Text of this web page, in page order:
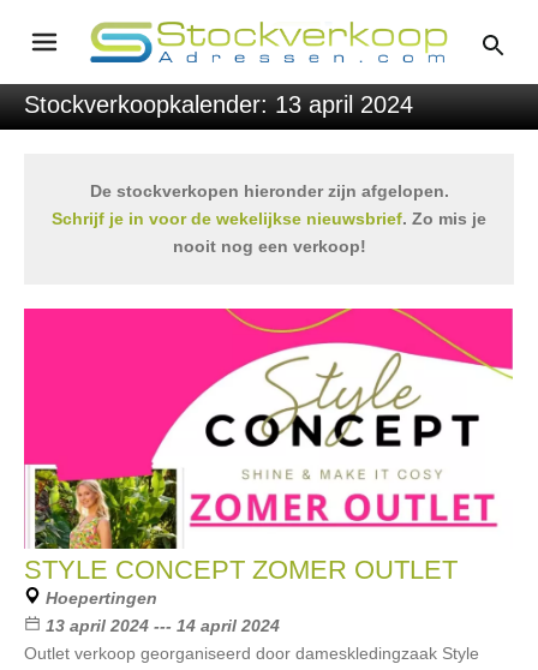
Stockverkoopkalender: 13 april 2024
De stockverkopen hieronder zijn afgelopen.
Schrijf je in voor de wekelijkse nieuwsbrief. Zo mis je
nooit nog een verkoop!
STYLE CONCEPT ZOMER OUTLET
Hoepertingen
13 april 2024 --- 14 april 2024
Outlet verkoop georganiseerd door dameskledingzaak Style